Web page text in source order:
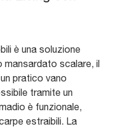
è una soluzione
mansardato scalare, il
pratico vano
tramite un
è funzionale,
estraibili. La